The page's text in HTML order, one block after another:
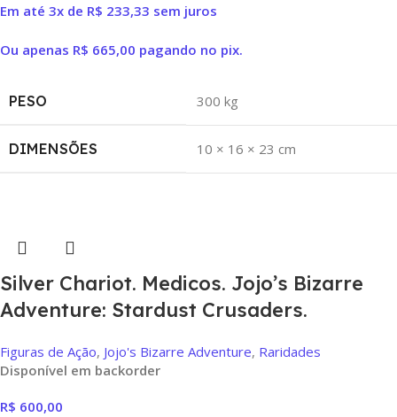
Em até 3x de R$ 233,33 sem juros
Ou apenas R$ 665,00 pagando no pix.
PESO 300 kg
DIMENSÕES 10 × 16 × 23 cm
Silver Chariot. Medicos. Jojo’s Bizarre
Adventure: Stardust Crusaders.
Figuras de Ação, Jojo's Bizarre Adventure, Raridades
Disponível em backorder
R$ 600,00